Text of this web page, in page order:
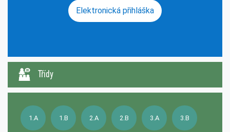
Elektronická přihláška
Třídy
1.A 1.B 2.A 2.B 3.A 3.B